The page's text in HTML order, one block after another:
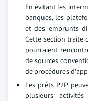
En évitant les
banques, les
et des emprunts
Cette section traite
pourraient
de sources
de procédures
Les prêts P2P
plusieurs